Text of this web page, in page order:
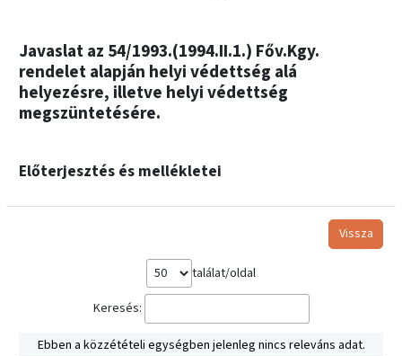
Javaslat az 54/1993.(1994.II.1.) Főv.Kgy.
rendelet alapján helyi védettség alá
helyezésre, illetve helyi védettség
megszüntetésére.
Előterjesztés és mellékletei
Vissza
találat/oldal
Keresés:
Ebben a közzétételi egységben jelenleg nincs releváns adat.